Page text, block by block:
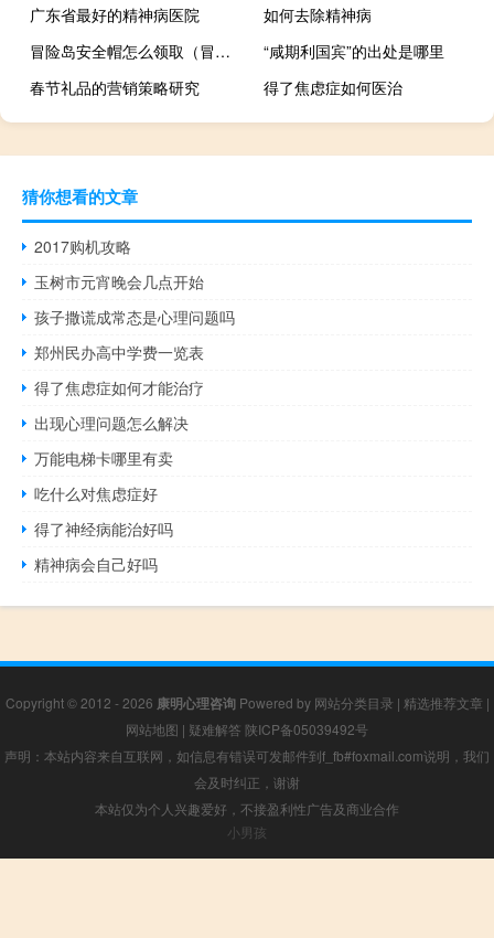
广东省最好的精神病医院
如何去除精神病
冒险岛安全帽怎么领取（冒险岛安全帽）
“咸期利国宾”的出处是哪里
春节礼品的营销策略研究
得了焦虑症如何医治
猜你想看的文章
2017购机攻略
玉树市元宵晚会几点开始
孩子撒谎成常态是心理问题吗
郑州民办高中学费一览表
得了焦虑症如何才能治疗
出现心理问题怎么解决
万能电梯卡哪里有卖
吃什么对焦虑症好
得了神经病能治好吗
精神病会自己好吗
Copyright © 2012 - 2026 康明心理咨询Powered by 网站分类目录 | 精选推荐文章 |
网站地图 | 疑难解答 陕ICP备05039492号
声明：本站内容来自互联网，如信息有错误可发邮件到f_fb#foxmail.com说明，我们
会及时纠正，谢谢
本站仅为个人兴趣爱好，不接盈利性广告及商业合作
小男孩